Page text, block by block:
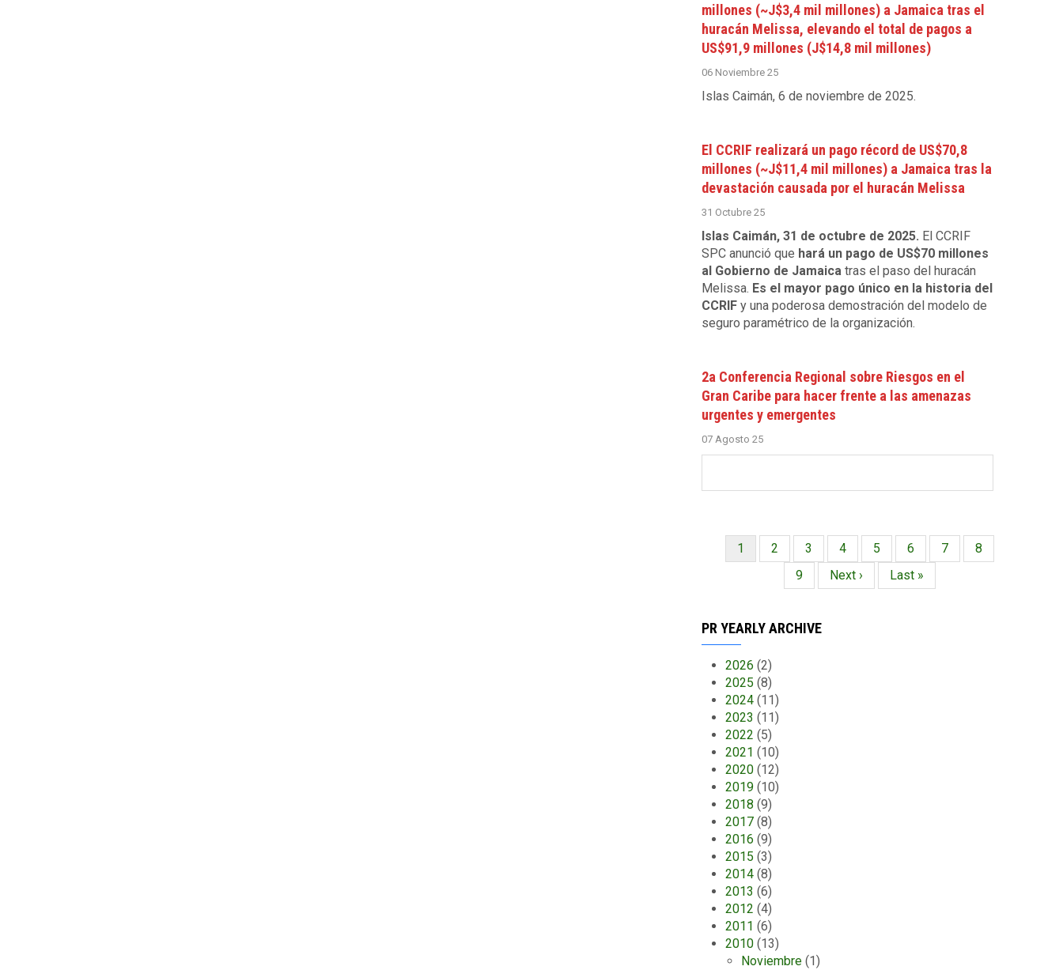
millones (~J$3,4 mil millones) a Jamaica tras el
huracán Melissa, elevando el total de pagos a
US$91,9 millones (J$14,8 mil millones)
06 Noviembre 25
Islas Caimán, 6 de noviembre de 2025.
El CCRIF realizará un pago récord de US$70,8
millones (~J$11,4 mil millones) a Jamaica tras la
devastación causada por el huracán Melissa
31 Octubre 25
Islas Caimán, 31 de octubre de 2025. El CCRIF
SPC anunció que hará un pago de US$70 millones
al Gobierno de Jamaica tras el paso del huracán
Melissa. Es el mayor pago único en la historia del
CCRIF y una poderosa demostración del modelo de
seguro paramétrico de la organización.
2a Conferencia Regional sobre Riesgos en el
Gran Caribe para hacer frente a las amenazas
urgentes y emergentes
07 Agosto 25
Paginación
Página
actual
1 Página
2 Página
3 Página
4 Página
5 Página
6 Página
7 Página
8
Página
9
Siguiente
página
Next ›
Última
página
Last »
PR YEARLY ARCHIVE
2026 (2)
2025 (8)
2024 (11)
2023 (11)
2022 (5)
2021 (10)
2020 (12)
2019 (10)
2018 (9)
2017 (8)
2016 (9)
2015 (3)
2014 (8)
2013 (6)
2012 (4)
2011 (6)
2010 (13)
Noviembre (1)